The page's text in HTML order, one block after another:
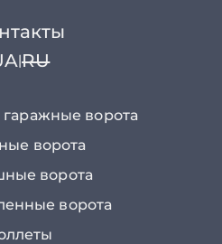
|RU
ворота
ворота
ворота
ворота